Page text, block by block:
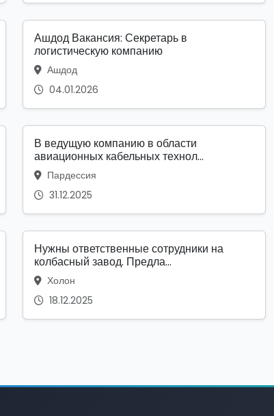
Ашдод Вакансия: Секретарь в
логистическую компанию
Ашдод
04.01.2026
В ведущую компанию в области
авиационных кабельных технол...
Пардессия
31.12.2025
Нужны ответственные сотрудники на
колбасный завод. Предла...
Холон
18.12.2025